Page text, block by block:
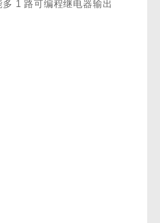
1 路可编程继电器输出